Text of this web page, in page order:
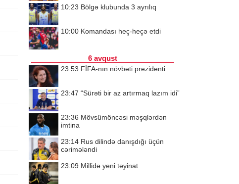
10:23 Bölgə klubunda 3 ayrılıq
10:00 Komandası heç-heçə etdi
6 avqust
23:53 FİFA-nın növbəti prezidenti
23:47 “Sürəti bir az artırmaq lazım idi”
23:36 Mövsümöncəsi məşqlərdən
imtina
23:14 Rus dilində danışdığı üçün
cərimələndi
23:09 Millidə yeni təyinat